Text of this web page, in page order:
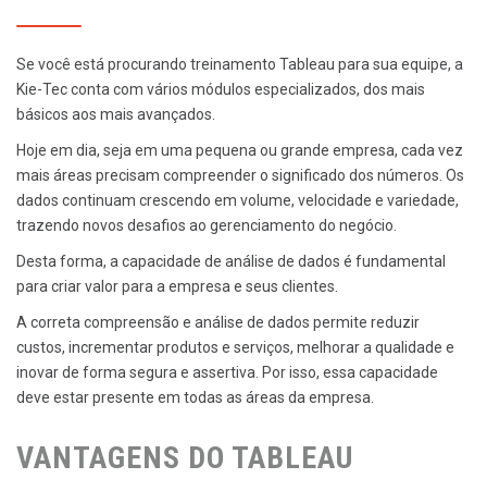
Se você está procurando treinamento Tableau para sua equipe, a
Kie-Tec conta com vários módulos especializados, dos mais
básicos aos mais avançados.
Hoje em dia, seja em uma pequena ou grande empresa, cada vez
mais áreas precisam compreender o significado dos números. Os
dados continuam crescendo em volume, velocidade e variedade,
trazendo novos desafios ao gerenciamento do negócio.
Desta forma, a capacidade de análise de dados é fundamental
para criar valor para a empresa e seus clientes.
A correta compreensão e análise de dados permite reduzir
custos, incrementar produtos e serviços, melhorar a qualidade e
inovar de forma segura e assertiva. Por isso, essa capacidade
deve estar presente em todas as áreas da empresa.
VANTAGENS DO TABLEAU